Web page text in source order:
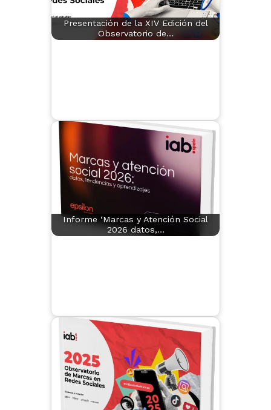
Presentación de la XIV Edición del
Observatorio de…
Informe ‘Marcas y Atención Social
2026 datos,…